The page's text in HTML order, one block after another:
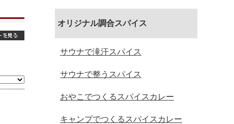
オリジナル調合スパイス
サウナで滝汗スパイス
サウナで整うスパイス
おやこでつくるスパイスカレー
キャンプでつくるスパイスカレー